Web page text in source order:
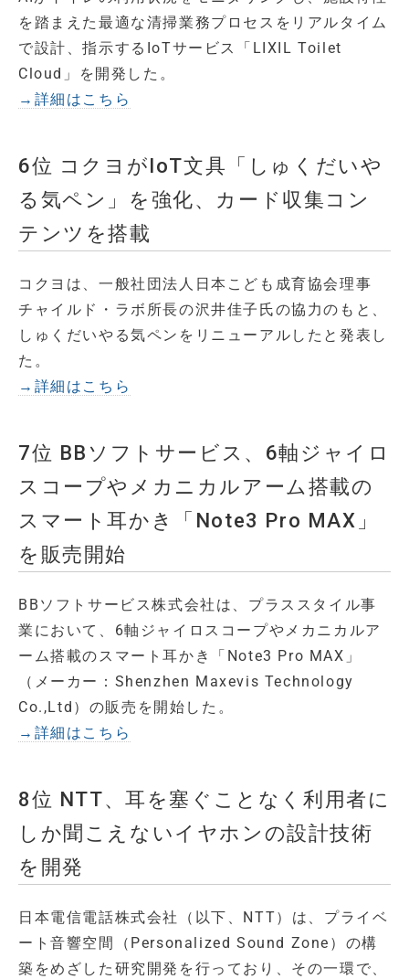
を踏まえた最適な清掃業務プロセスをリアルタイム
で設計、指示するIoTサービス「LIXIL Toilet
Cloud」を開発した。
→詳細はこちら
6位 コクヨがIoT文具「しゅくだいや
る気ペン」を強化、カード収集コン
テンツを搭載
コクヨは、一般社団法人日本こども成育協会理事
チャイルド・ラボ所長の沢井佳子氏の協力のもと、
しゅくだいやる気ペンをリニューアルしたと発表し
た。
→詳細はこちら
7位 BBソフトサービス、6軸ジャイロ
スコープやメカニカルアーム搭載の
スマート耳かき「Note3 Pro MAX」
を販売開始
BBソフトサービス株式会社は、プラススタイル事
業において、6軸ジャイロスコープやメカニカルア
ーム搭載のスマート耳かき「Note3 Pro MAX」
（メーカー：Shenzhen Maxevis Technology
Co.,Ltd）の販売を開始した。
→詳細はこちら
8位 NTT、耳を塞ぐことなく利用者に
しか聞こえないイヤホンの設計技術
を開発
日本電信電話株式会社（以下、NTT）は、プライベ
ート音響空間（Personalized Sound Zone）の構
築をめざした研究開発を行っており、その一環で、